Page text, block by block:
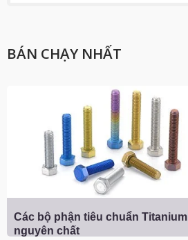
BÁN CHẠY NHẤT
Các bộ phận tiêu chuẩn Titanium
nguyên chất